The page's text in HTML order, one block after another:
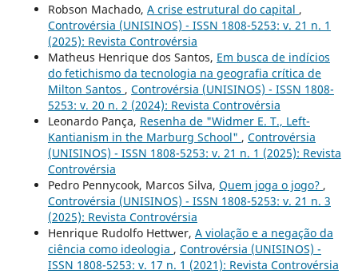
Robson Machado, A crise estrutural do capital ,
Controvérsia (UNISINOS) - ISSN 1808-5253: v. 21 n. 1
(2025): Revista Controvérsia
Matheus Henrique dos Santos, Em busca de indícios
do fetichismo da tecnologia na geografia crítica de
Milton Santos , Controvérsia (UNISINOS) - ISSN 1808-
5253: v. 20 n. 2 (2024): Revista Controvérsia
Leonardo Pança, Resenha de "Widmer E. T., Left-
Kantianism in the Marburg School" , Controvérsia
(UNISINOS) - ISSN 1808-5253: v. 21 n. 1 (2025): Revista
Controvérsia
Pedro Pennycook, Marcos Silva, Quem joga o jogo? ,
Controvérsia (UNISINOS) - ISSN 1808-5253: v. 21 n. 3
(2025): Revista Controvérsia
Henrique Rudolfo Hettwer, A violação e a negação da
ciência como ideologia , Controvérsia (UNISINOS) -
ISSN 1808-5253: v. 17 n. 1 (2021): Revista Controvérsia